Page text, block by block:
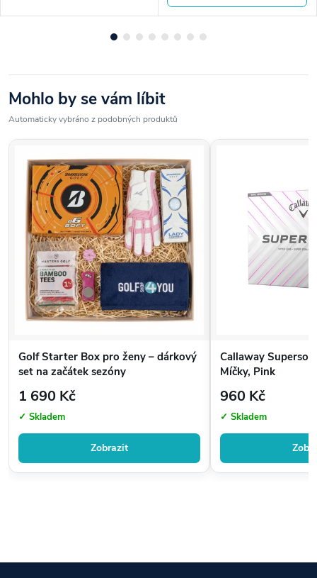
Mohlo by se vám líbit
Automaticky vybráno z podobných produktů
Golf Starter Box pro ženy – dárkový
set na začátek sezóny
1 690 Kč
✓ Skladem
Zobrazit
Callaway
Míčky, Pink
960 Kč
✓ Skladem